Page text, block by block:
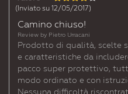
(Inviato su 12/05/2017)
Camino chiuso!
Review by Pietro Urracani
Prodotto di qualità, scelte
e caratteristiche da
pacco super protettivo,
modo ordinato e con
Nessuna difficoltà